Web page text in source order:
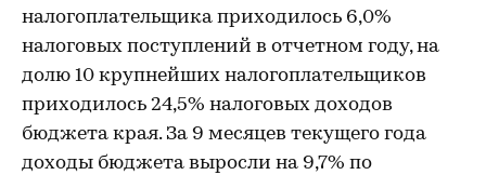
налогоплательщика приходилось 6,0%
налоговых поступлений в отчетном году, на
долю 10 крупнейших налогоплательщиков
приходилось 24,5% налоговых доходов
бюджета края. За 9 месяцев текущего года
доходы бюджета выросли на 9,7% по